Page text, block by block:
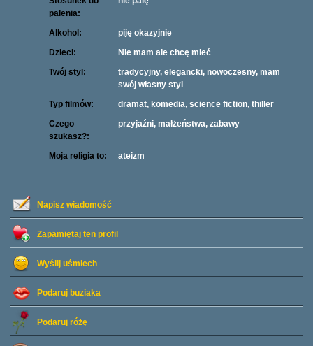
Napisz wiadomość
Zapamiętaj ten profil
Wyślij uśmiech
Podaruj buziaka
Podaruj różę
palenia:
Alkohol:
piję okazyjnie
Dzieci:
Nie mam ale chcę mieć
Twój styl:
tradycyjny, elegancki, nowoczesny, mam
swój własny styl
Typ filmów:
dramat, komedia, science fiction, thiller
Czego
szukasz?:
przyjaźni, małżeństwa, zabawy
Moja religia to: ateizm